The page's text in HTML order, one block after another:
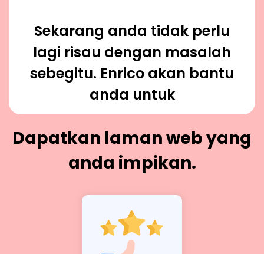
Sekarang anda tidak perlu
lagi risau dengan masalah
sebegitu. Enrico akan bantu
anda untuk
Dapatkan laman web yang
anda impikan.